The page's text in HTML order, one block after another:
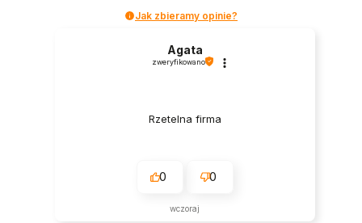
Jak zbieramy opinie?
Agata
zweryfikowano
Rzetelna firma
0 0
wczoraj